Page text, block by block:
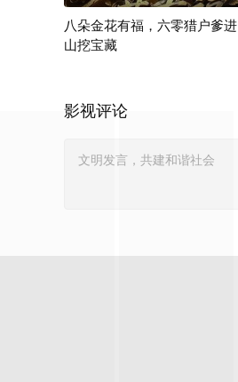
八朵金花有福，六零猎户爹进
山挖宝藏
影视评论